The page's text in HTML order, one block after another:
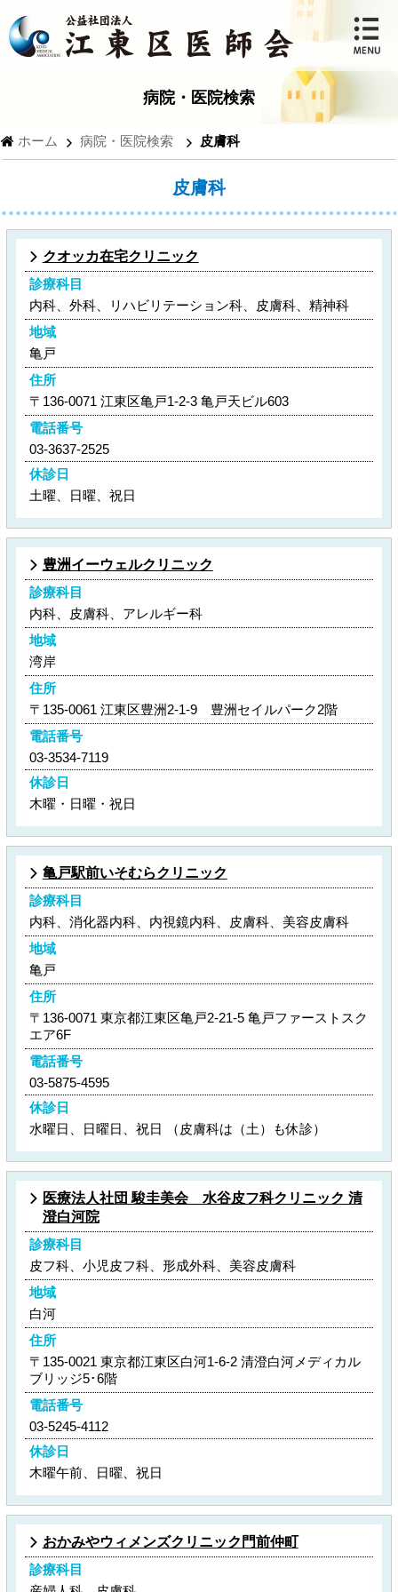
病院・医院検索
ホーム 病院・医院検索 皮膚科
皮膚科
クオッカ在宅クリニック
診療科目
内科、外科、リハビリテーション科、皮膚科、精神科
地域
亀戸
住所
〒136-0071 江東区亀戸1-2-3 亀戸天ビル603
電話番号
03-3637-2525
休診日
土曜、日曜、祝日
豊洲イーウェルクリニック
診療科目
内科、皮膚科、アレルギー科
地域
湾岸
住所
〒135-0061 江東区豊洲2-1-9 豊洲セイルパーク2階
電話番号
03-3534-7119
休診日
木曜・日曜・祝日
亀戸駅前いそむらクリニック
診療科目
内科、消化器内科、内視鏡内科、皮膚科、美容皮膚科
地域
亀戸
住所
〒136-0071 東京都江東区亀戸2-21-5 亀戸ファーストスク
エア6F
電話番号
03-5875-4595
休診日
水曜日、日曜日、祝日 （皮膚科は（土）も休診）
医療法人社団 駿圭美会 水谷皮フ科クリニック 清
澄白河院
診療科目
皮フ科、小児皮フ科、形成外科、美容皮膚科
地域
白河
住所
〒135-0021 東京都江東区白河1-6-2 清澄白河メディカル
ブリッジ5･6階
電話番号
03-5245-4112
休診日
木曜午前、日曜、祝日
おかみやウィメンズクリニック門前仲町
診療科目